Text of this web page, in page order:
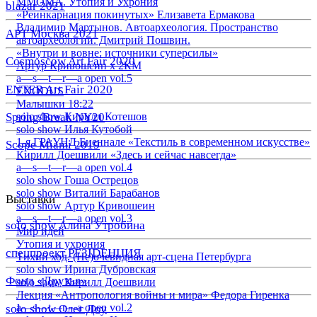
blazar 2021
АРТ Москва 2021
Cosmoscow Art Fair 2020
ENTER Art Fair 2020
Spring/Break NY20
Scope Miami 2019
Выставки
solo show Алина Утробина
спецпроект РЕЗIDЕНЦИЯ
Фонд «Друзья»
solo show Олег Доу
«Реинкарнация покинутых» Елизавета Ермакова
Владимир Мартынов. Автоархеология. Пространство
автоархеологии. Дмитрий Пошвин.
«Внутри и вовне: источники суперсилы»
Артур Кривошеин х 2КМ
a—s—t—r—a open vol.5
EXODUS
Малышки 18:22
solo show Кирилл Котешов
solo show Илья Кутобой
1-я ГРАУНД Биеннале «Текстиль в современном искусстве»
Кирилл Доешвили «Здесь и сейчас навсегда»
a—s—t—r—a open vol.4
solo show Гоша Острецов
solo show Виталий Барабанов
solo show Артур Кривошеин
a—s—t—r—a open vol.3
Мир идей
Утопия и ухрония
Тихий ход. (Не)очевидная арт-сцена Петербурга
solo show Ирина Дубровская
solo show Кирилл Доешвили
Лекция «Антропология войны и мира» Федора Гиренка
a—s—t—r—a open vol.2